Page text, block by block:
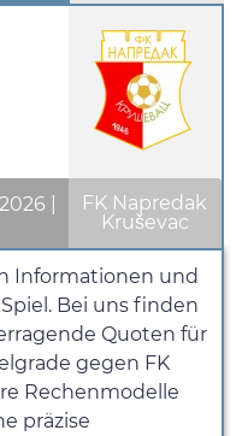
FK Napredak
Kruševac
Informationen und
Bei uns finden
Quoten für
gegen FK
Rechenmodelle
präzise